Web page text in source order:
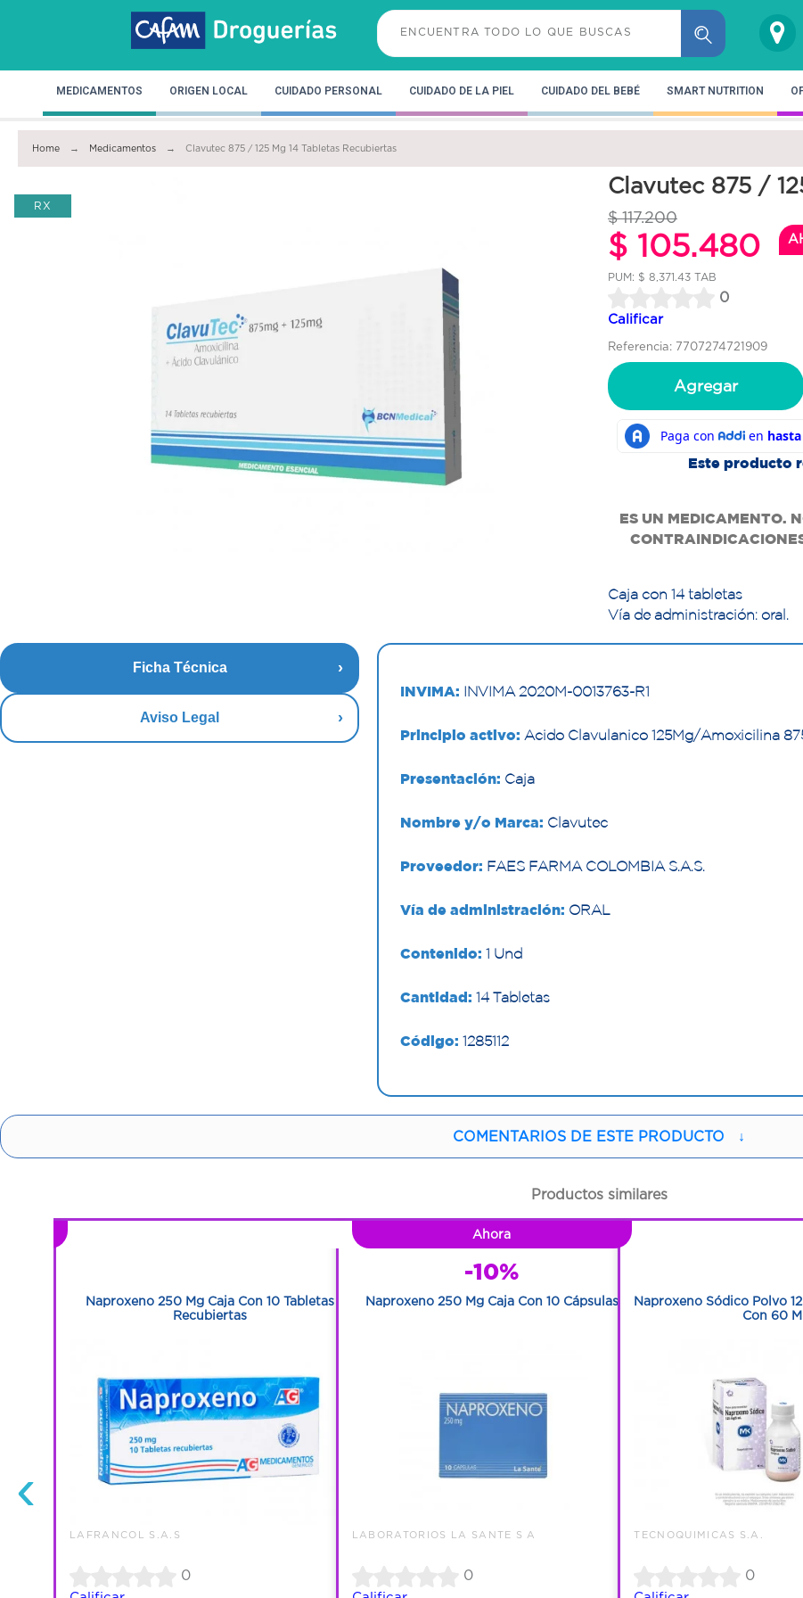
MEDICAMENTOS ORIGEN LOCAL CUIDADO PERSONAL CUIDADO DE LA PIEL CUIDADO DEL BEBÉ SMART NUTRITION
Home Medicamentos Clavutec 875 / 125 Mg 14 Tabletas Recubiertas
RX
Clavutec 875 /
$ 117.200
$ 105.480
PUM: $ 8,371.43 TAB
0
Calificar
Referencia: 7707274721909
Agregar
Este producto
ES UN MEDICAMENTO.
Caja con 14 tabletas
Vía de administración: oral.
Ficha Técnica
Aviso Legal
INVIMA: INVIMA 2020M-0013763-R1
Principio activo: Acido Clavulanico 125Mg/Amoxicilina
Presentación: Caja
Nombre y/o Marca: Clavutec
Proveedor: FAES FARMA COLOMBIA S.A.S.
Vía de administración: ORAL
Contenido: 1 Und
Cantidad: 14 Tabletas
Código: 1285112
COMENTARIOS DE ESTE PRODUCTO ↓
Productos similares
‹
Naproxeno 250 Mg Caja Con 10 Tabletas
Recubiertas
LAFRANCOL S.A.S
0
Ahora
-10%
Naproxeno 250 Mg Caja Con 10 Cápsulas
LABORATORIOS LA SANTE S A
0
Naproxeno Sódico Polvo
Con 60 Ml
TECNOQUIMICAS S.A.
0